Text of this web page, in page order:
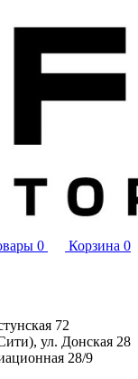
0 Корзина 0
72
ул. Донская 28
28/9